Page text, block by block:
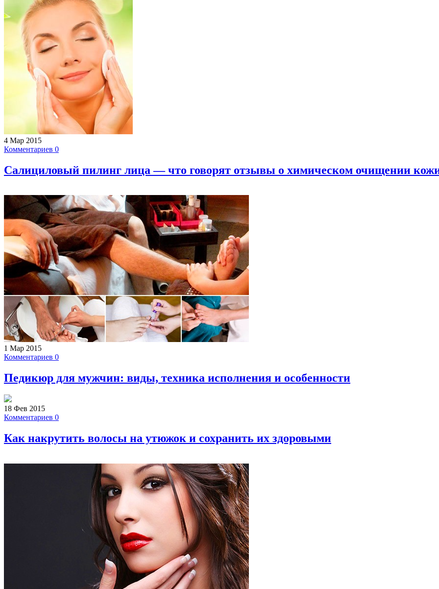
4 Мар 2015
Комментариев 0
Салициловый пилинг лица — что говорят отзывы о химическом очищении
1 Мар 2015
Комментариев 0
Педикюр для мужчин: виды, техника исполнения и особенности
18 Фев 2015
Комментариев 0
Как накрутить волосы на утюжок и сохранить их здоровыми